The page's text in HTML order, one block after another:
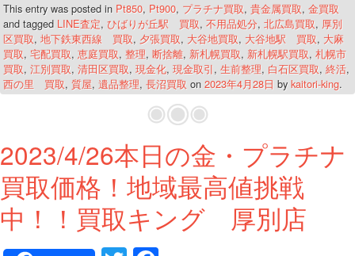
This entry was posted in Pt850, Pt900, プラチナ買取, 貴金属買取, 金買取
and tagged LINE査定, ひばりが丘駅 買取, 不用品処分, 北広島買取, 厚別
区買取, 地下鉄東西線 買取, 夕張買取, 大谷地買取, 大谷地駅 買取, 大麻
買取, 宅配買取, 恵庭買取, 整理, 断捨離, 新札幌買取, 新札幌駅買取, 札幌市
買取, 江別買取, 清田区買取, 現金化, 現金取引, 生前整理, 白石区買取, 終活,
西の里 買取, 質屋, 遺品整理, 長沼買取 on 2023年4月28日 bykaitori-king.
2023/4/26本日の金・プラチナ
買取価格！地域最高値挑戦
中！！買取キング 厚別店